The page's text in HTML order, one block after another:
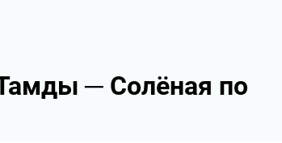
─ Солёная по